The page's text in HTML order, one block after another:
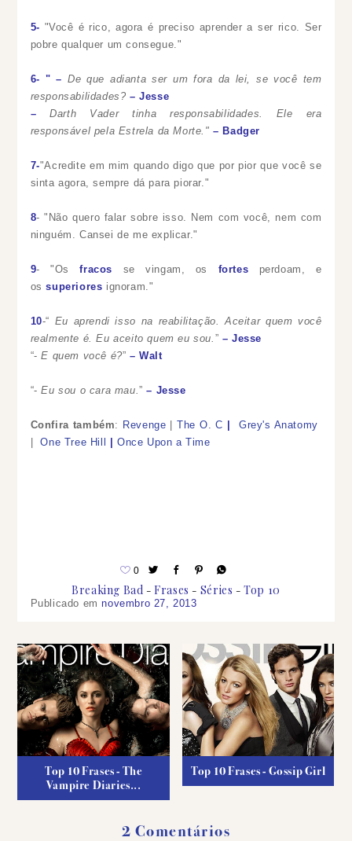
5- "Você é rico, agora é preciso aprender a ser rico. Ser
pobre qualquer um consegue."
6- "– De que adianta ser um fora da lei, se você tem
responsabilidades? – Jesse
–
Darth Vader tinha responsabilidades. Ele era
responsável pela Estrela da Morte." – Badger
7-"Acredite em mim quando digo que por pior que você se
sinta agora, sempre dá para piorar."
8- " Não quero falar sobre isso. Nem com você, nem com
ninguém. Cansei de me explicar."
9- "Osfracos se vingam, os fortes perdoam, e
ossuperiores ignoram."
10-“ Eu aprendi isso na reabilitação. Aceitar quem você
realmente é. Eu aceito quem eu sou. ” – Jesse
“-E quem você é?” – Walt
“-Eu sou o cara mau.”– Jesse
Confira também: Revenge |The O. C
Grey's Anatomy
|One Tree Hill Once Upon a Time
0
Breaking Bad Frases Séries Top 10
Publicado emnovembro 27, 2013
Top 10 Frases - The
Vampire Diaries...
Top 10 Frases - Gossip Girl
2 Comentários